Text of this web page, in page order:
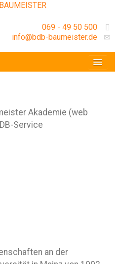
069 - 49 50 500
info@bdb-baumeister.de
an der